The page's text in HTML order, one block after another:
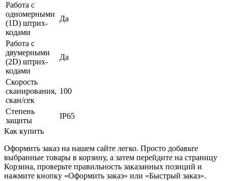
Работа с
одномерными
(1D) штрих-
кодами
Да
Работа с
двумерными
(2D) штрих-
кодами
Да
Скорость
сканирования,
скан/сек
100
Степень
защиты
IP65
Как купить
Оформить заказ на нашем сайте легко. Просто добавьте
выбранные товары в корзину, а затем перейдите на страницу
Корзина, проверьте правильность заказанных позиций и
нажмите кнопку «Оформить заказ» или «Быстрый заказ».